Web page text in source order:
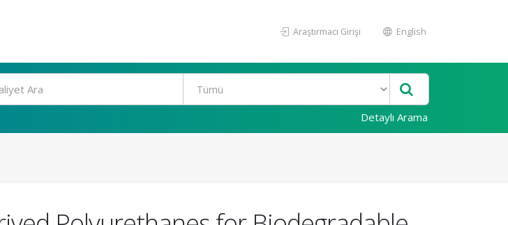
Araştırmacı Girişi English
Detaylı Arama